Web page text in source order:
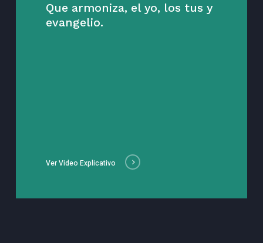
Que armoniza, el yo, los tus y
evangelio.
Ver Video Explicativo